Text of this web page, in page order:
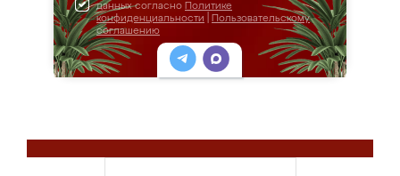
данных согласно Политике
конфиденциальности
Пользовательскому
соглашению